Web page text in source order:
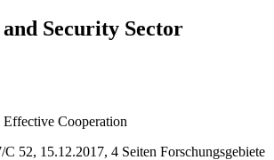
Security Sector
Cooperation
C 52, 15.12.2017, 4 Seiten Forschungsgebiete